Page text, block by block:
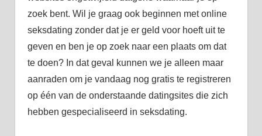
zoek bent. Wil je graag ook beginnen met online
seksdating zonder dat je er geld voor hoeft uit te
geven en ben je op zoek naar een plaats om dat
te doen? In dat geval kunnen we je alleen maar
aanraden om je vandaag nog gratis te registreren
op één van de onderstaande datingsites die zich
hebben gespecialiseerd in seksdating.